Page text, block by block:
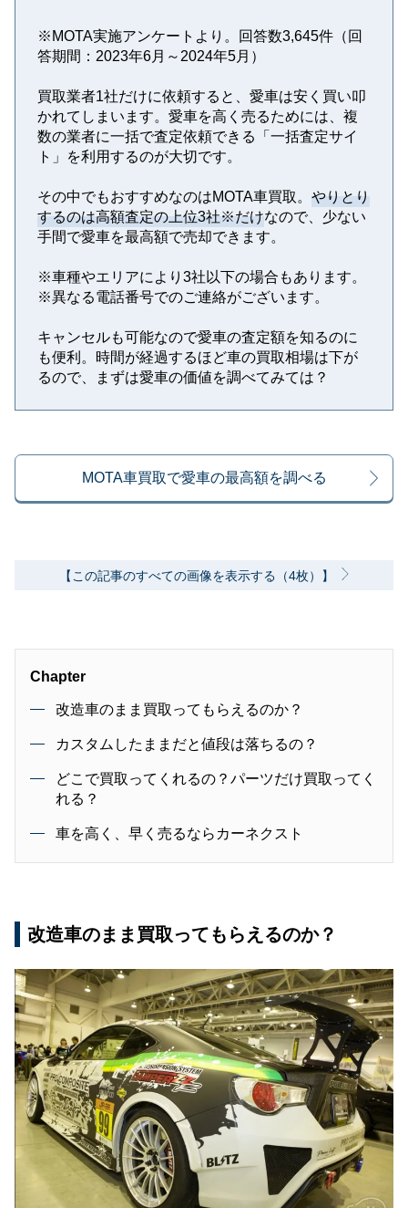
※MOTA実施アンケートより。回答数3,645件（回
答期間：2023年6月～2024年5月）
買取業者1社だけに依頼すると、愛車は安く買い叩
かれてしまいます。愛車を高く売るためには、複
数の業者に一括で査定依頼できる「一括査定サイ
ト」を利用するのが大切です。
その中でもおすすめなのはMOTA車買取。 やりとり
するのは高額査定の上位3社※だけなので、少ない
手間で愛車を最高額で売却できます。
※⾞種やエリアにより3社以下の場合もあります。
※異なる電話番号でのご連絡がございます。
キャンセルも可能なので愛車の査定額を知るのに
も便利。時間が経過するほど車の買取相場は下が
るので、まずは愛車の価値を調べてみては？
MOTA車買取で愛車の最高額を調べる
【この記事のすべての画像を表示する（4枚）】
Chapter
改造車のまま買取ってもらえるのか？
カスタムしたままだと値段は落ちるの？
どこで買取ってくれるの？パーツだけ買取ってく
れる？
車を高く、早く売るならカーネクスト
改造車のまま買取ってもらえるのか？